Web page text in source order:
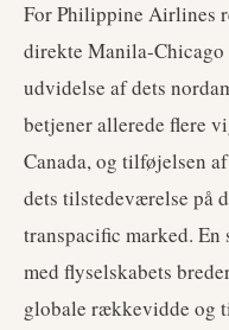
For Philippine Airlines
direkte Manila-
udvidelse af dets
betjener allerede flere
Canada, og tilføjelsen
dets tilstedeværelse på
transpacific marked. En
med flyselskabets
globale rækkevidde og